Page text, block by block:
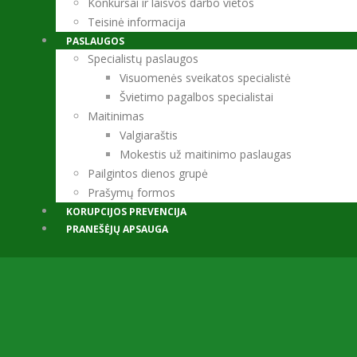
Teisinė informacija
PASLAUGOS
Specialistų paslaugos
Visuomenės sveikatos specialistė
Švietimo pagalbos specialistai
Maitinimas
Valgiaraštis
Mokestis už maitinimo paslaugas
Pailgintos dienos grupė
Prašymų formos
KORUPCIJOS PREVENCIJA
PRANEŠĖJŲ APSAUGA